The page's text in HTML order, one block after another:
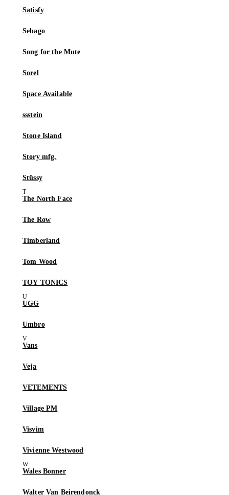
Satisfy
Sebago
Song for the Mute
Sorel
Space Available
ssstein
Stone Island
Story mfg.
Stüssy
The North Face
The Row
Timberland
Tom Wood
TOY TONICS
UGG
Umbro
Vans
Veja
VETEMENTS
Village PM
Visvim
Vivienne Westwood
Wales Bonner
Walter Van Beirendonck